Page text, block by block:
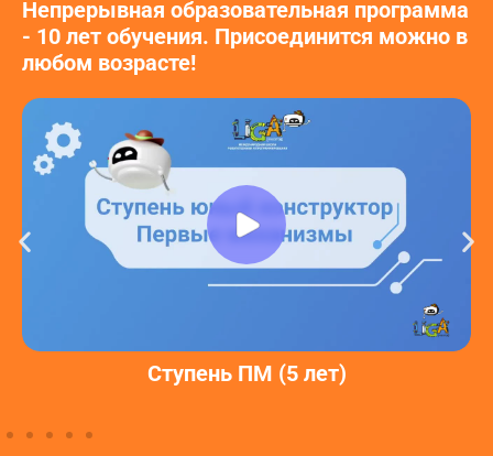
Непрерывная образовательная программа
- 10 лет обучения. Присоединится можно в
любом возрасте!
Ступень ПМ (5 лет)